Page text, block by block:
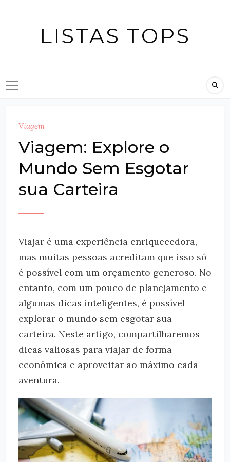
LISTAS TOPS
Viagem
Viagem: Explore o
Mundo Sem Esgotar
sua Carteira
Viajar é uma experiência enriquecedora,
mas muitas pessoas acreditam que isso só
é possível com um orçamento generoso. No
entanto, com um pouco de planejamento e
algumas dicas inteligentes, é possível
explorar o mundo sem esgotar sua
carteira. Neste artigo, compartilharemos
dicas valiosas para viajar de forma
econômica e aproveitar ao máximo cada
aventura.